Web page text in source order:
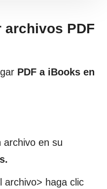
archivos PDF
PDF a iBooks en
archivo en su
archivo> haga clic